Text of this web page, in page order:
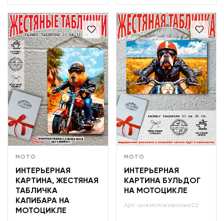
МОТО
ИНТЕРЬЕРНАЯ
КАРТИНА, ЖЕСТЯНАЯ
ТАБЛИЧКА
КАПИБАРА НА
МОТОЦИКЛЕ
МОТО
ИНТЕРЬЕРНАЯ
КАРТИНА БУЛЬДОГ
НА МОТОЦИКЛЕ
Арт: анжмотоживотные22